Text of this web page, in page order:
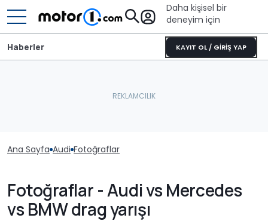
Daha kişisel bir
deneyim için
KAYIT OL / GİRİŞ YAP
Haberler
Ana Sayfa Audi Fotoğraflar
Fotoğraflar - Audi vs Mercedes
vs BMW drag yarışı